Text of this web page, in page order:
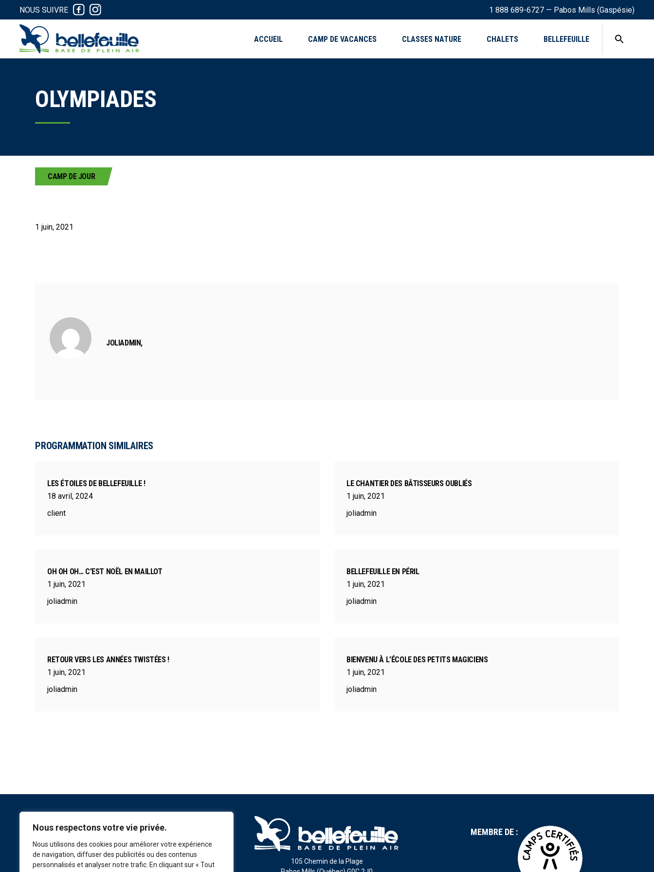
Nous respectons votre vie privée.
Nous utilisons des cookies pour améliorer votre expérience
de navigation, diffuser des publicités ou des contenus
personnalisés et analyser notre trafic. En cliquant sur « Tout
NOUS SUIVRE 1 888 689-6727 — Pabos Mills (Gaspésie)
ACCUEIL CAMP DE VACANCES CLASSES NATURE CHALETS BELLEFEUILLE
OLYMPIADES
CAMP DE JOUR
1 juin, 2021
JOLIADMIN,
PROGRAMMATION SIMILAIRES
LES ÉTOILES DE BELLEFEUILLE !
18 avril, 2024
client
LE CHANTIER DES BÂTISSEURS OUBLIÉS
1 juin, 2021
joliadmin
OH OH OH… C’EST NOËL EN MAILLOT
1 juin, 2021
joliadmin
BELLEFEUILLE EN PÉRIL
1 juin, 2021
joliadmin
RETOUR VERS LES ANNÉES TWISTÉES !
1 juin, 2021
joliadmin
BIENVENU À L’ÉCOLE DES PETITS MAGICIENS
1 juin, 2021
joliadmin
105 Chemin de la Plage
MEMBRE DE :